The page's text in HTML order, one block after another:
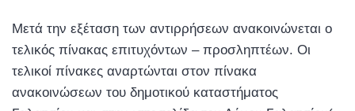
Μετά την εξέταση των αντιρρήσεων ανακοινώνεται ο
τελικός πίνακας επιτυχόντων – προσληπτέων. Οι
τελικοί πίνακες αναρτώνται στον πίνακα
ανακοινώσεων του δημοτικού καταστήματος